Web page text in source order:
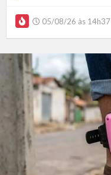
05/08/26 às 14h37